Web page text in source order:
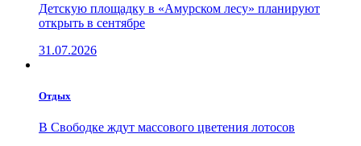
Детскую площадку в «Амурском лесу» планируют
открыть в сентябре
31.07.2026
Отдых
В Свободке ждут массового цветения лотосов